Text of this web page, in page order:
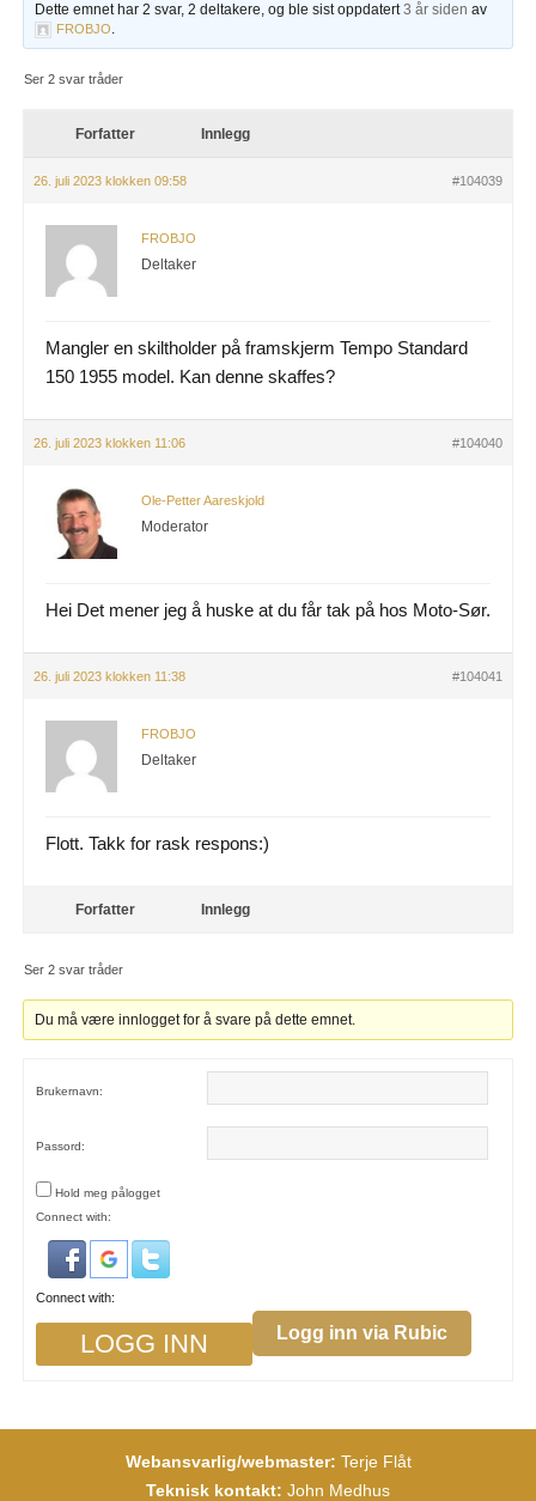
Dette emnet har 2 svar, 2 deltakere, og ble sist oppdatert3 år siden av
FROBJO.
Ser 2 svar tråder
Forfatter Innlegg
26. juli 2023 klokken 09:58 #104039
FROBJO
Deltaker
Mangler en skiltholder på framskjerm Tempo Standard
150 1955 model. Kan denne skaffes?
26. juli 2023 klokken 11:06 #104040
Ole-Petter Aareskjold
Moderator
Hei Det mener jeg å huske at du får tak på hos Moto-Sør.
26. juli 2023 klokken 11:38 #104041
FROBJO
Deltaker
Flott. Takk for rask respons:)
Forfatter Innlegg
Ser 2 svar tråder
Du må være innlogget for å svare på dette emnet.
Brukernavn:
Passord:
Hold meg pålogget
Connect with:
Connect with:
Logg inn via Rubic
LOGG INN
Webansvarlig/webmaster: Terje Flåt
Teknisk kontakt: John Medhus